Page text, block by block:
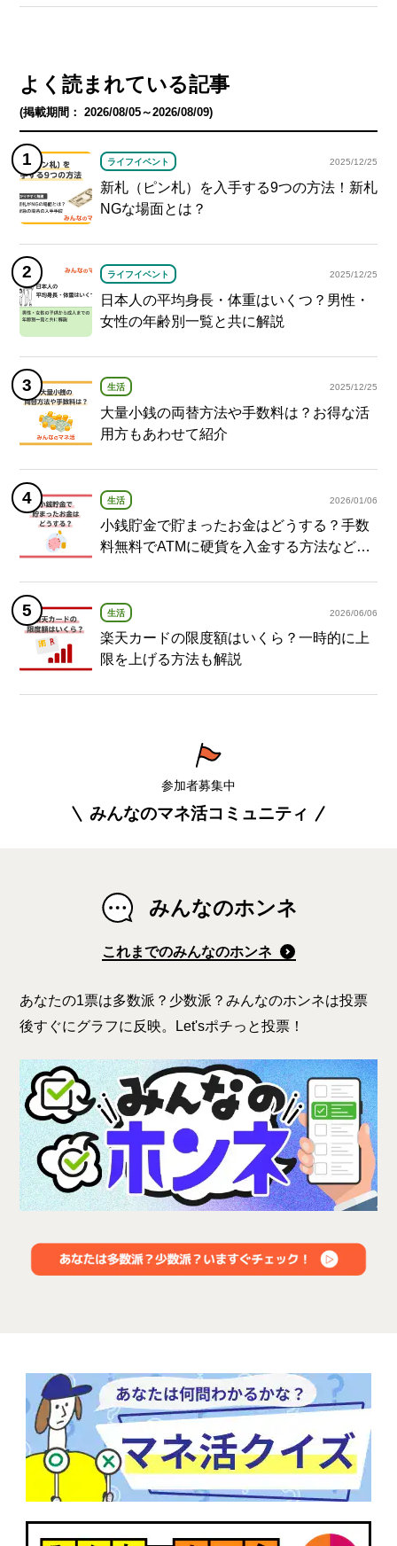
よく読まれている記事
(掲載期間： 2026/08/05～2026/08/09)
ライフイベント 2025/12/25
新札（ピン札）を入手する9つの方法！新札
NGな場面とは？
ライフイベント 2025/12/25
日本人の平均身長・体重はいくつ？男性・
女性の年齢別一覧と共に解説
生活 2025/12/25
大量小銭の両替方法や手数料は？お得な活
用方もあわせて紹介
生活 2026/01/06
小銭貯金で貯まったお金はどうする？手数
料無料でATMに硬貨を入金する方法など紹
生活 2026/06/06
楽天カードの限度額はいくら？一時的に上
限を上げる方法も解説
参加者募集中
みんなのマネ活コミュニティ
みんなのホンネ
これまでのみんなのホンネ
あなたの1票は多数派？少数派？みんなのホンネは投票
後すぐにグラフに反映。Let'sポチっと投票！